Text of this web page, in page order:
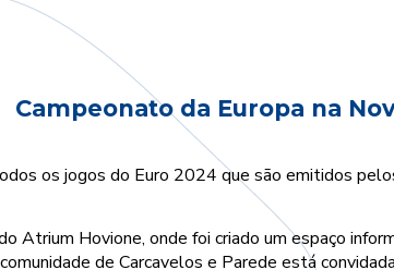
Campeonato da Europa na
os jogos do Euro 2024 que são emitidos
Atrium Hovione, onde foi criado um espaço
de Carcavelos e Parede está